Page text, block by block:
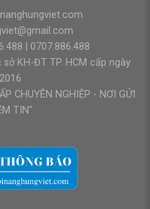
0707.886.488
KH-ĐT TP. HCM cấp ngày
CHUYÊN NGHIỆP - NƠI GỬI
TIN"